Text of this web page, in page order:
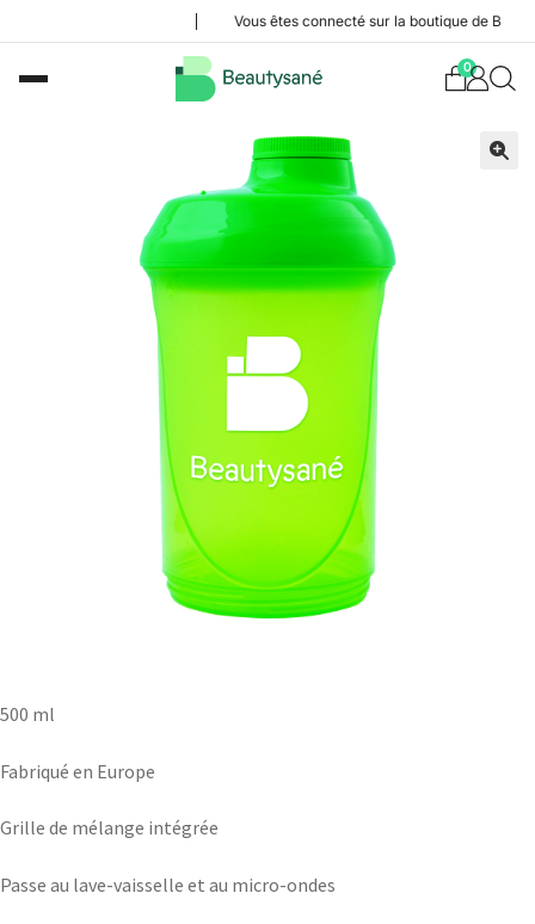
Vous êtes connecté sur la boutique de Benjamin
0
500 ml
Fabriqué en Europe
Grille de mélange intégrée
Passe au lave-vaisselle et au micro-ondes